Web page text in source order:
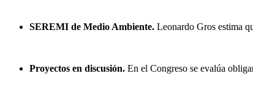
SEREMI de Medio Ambiente. Leonardo Gros estima
Proyectos en discusión. En el Congreso se evalúa